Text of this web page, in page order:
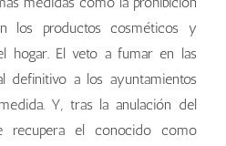
los productos cosméticos y
hogar. El veto a fumar en las
definitivo a los ayuntamientos
Y, tras la anulación del
recupera el conocido como